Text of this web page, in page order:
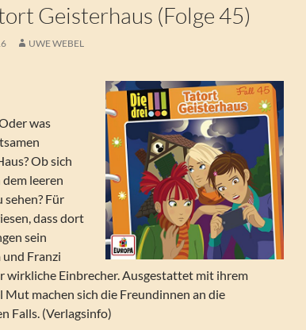
Geisterhaus (Folge 45)
UWE WEBEL
was
Ob sich
leeren
sehen? Für
dass dort
sein
Franzi
wirkliche Einbrecher. Ausgestattet mit ihrem
Mut machen sich die Freundinnen an die
Falls. (Verlagsinfo)